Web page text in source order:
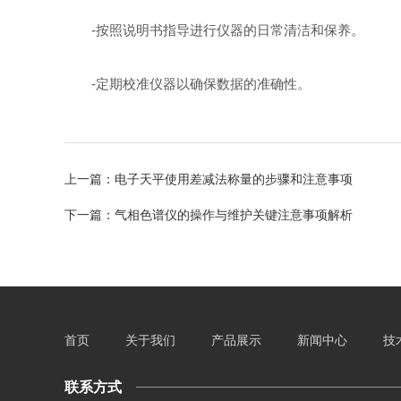
-按照说明书指导进行仪器的日常清洁和保养。
-定期校准仪器以确保数据的准确性。
上一篇： 电子天平使用差减法称量的步骤和注意事项
下一篇： 气相色谱仪的操作与维护关键注意事项解析
首页 关于我们 产品展示 新闻中心 技
联系方式